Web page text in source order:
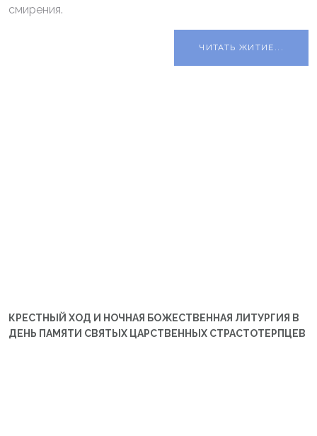
смирения.
ЧИТАТЬ ЖИТИЕ...
КРЕСТНЫЙ ХОД И НОЧНАЯ БОЖЕСТВЕННАЯ ЛИТУРГИЯ В
ДЕНЬ ПАМЯТИ СВЯТЫХ ЦАРСТВЕННЫХ СТРАСТОТЕРПЦЕВ